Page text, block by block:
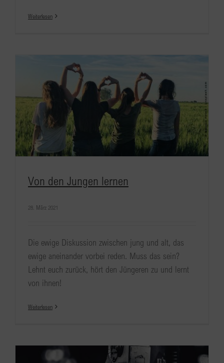
Weiterlesen
Von den Jungen lernen
28. März 2021
Die ewige Diskussion zwischen jung und alt, das
ewige aneinander vorbei reden. Muss das sein?
Lehnt euch zurück, hört den Jüngeren zu und lernt
von ihnen!
Weiterlesen